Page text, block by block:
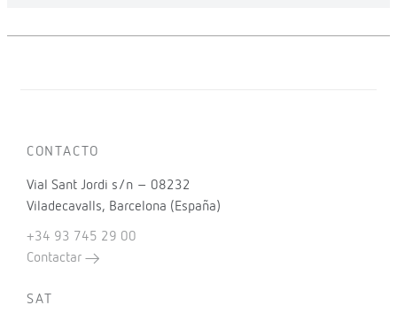
CONTACTO
Vial Sant Jordi s/n – 08232
Viladecavalls, Barcelona (España)
+34 93 745 29 00
Contactar
SAT